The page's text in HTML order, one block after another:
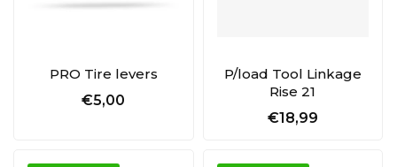
PRO Tire levers
€5,00
P/load Tool Linkage
Rise 21
€18,99